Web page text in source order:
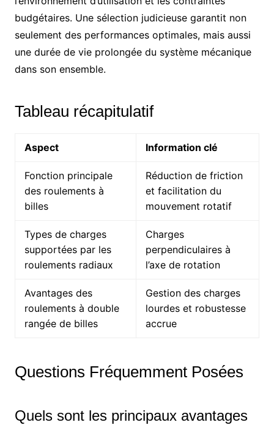
budgétaires. Une sélection judicieuse garantit non
seulement des performances optimales, mais aussi
une durée de vie prolongée du système mécanique
dans son ensemble.
Tableau récapitulatif
Aspect Information clé
Fonction principale
des roulements à
billes
Réduction de friction
et facilitation du
mouvement rotatif
Types de charges
supportées par les
roulements radiaux
Charges
perpendiculaires à
l’axe de rotation
Avantages des
roulements à double
rangée de billes
Gestion des charges
lourdes et robustesse
accrue
Questions Fréquemment Posées
Quels sont les principaux avantages